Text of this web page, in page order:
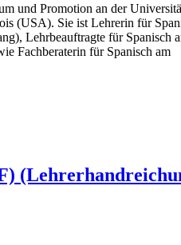
und Promotion an der
(USA). Sie ist Lehrerin für
Lehrbeauftragte für Spanisch
Fachberaterin für Spanisch am